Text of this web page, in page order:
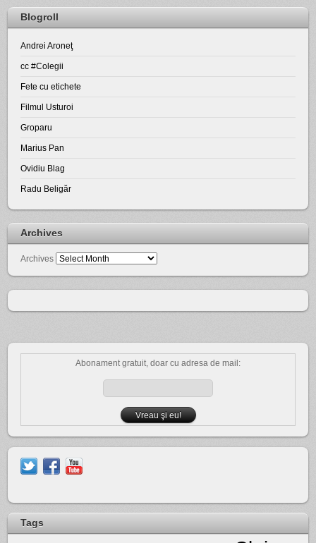
Blogroll
Andrei Aroneţ
cc #Colegii
Fete cu etichete
Filmul Usturoi
Groparu
Marius Pan
Ovidiu Blag
Radu Beligăr
Archives
Archives
Abonament gratuit, doar cu adresa de mail:
Tags